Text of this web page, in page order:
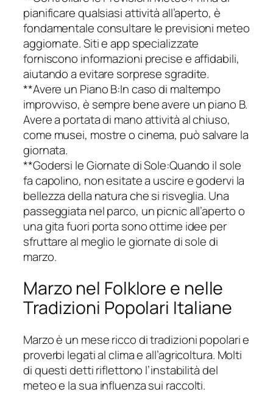
pianificare qualsiasi attività all’aperto, è
fondamentale consultare le previsioni meteo
aggiornate. Siti e app specializzate
forniscono informazioni precise e affidabili,
aiutando a evitare sorprese sgradite.
**Avere un Piano B:In caso di maltempo
improvviso, è sempre bene avere un piano B.
Avere a portata di mano attività al chiuso,
come musei, mostre o cinema, può salvare la
giornata.
**Godersi le Giornate di Sole:Quando il sole
fa capolino, non esitate a uscire e godervi la
bellezza della natura che si risveglia. Una
passeggiata nel parco, un picnic all’aperto o
una gita fuori porta sono ottime idee per
sfruttare al meglio le giornate di sole di
marzo.
Marzo nel Folklore e nelle
Tradizioni Popolari Italiane
Marzo è un mese ricco di tradizioni popolari e
proverbi legati al clima e all’agricoltura. Molti
di questi detti riflettono l’instabilità del
meteo e la sua influenza sui raccolti.